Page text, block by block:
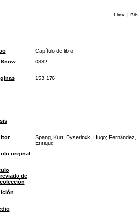
Lista |
Capítulo de libro
Snow 0382
153-176
Spang, Kurt; Dyserinck, Hugo; Fernández,
Enrique
original
de